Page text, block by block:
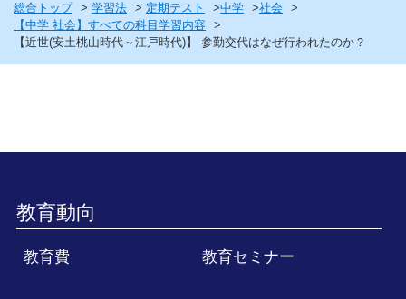
総合トップ 学習法 定期テスト 中学
社会
【中学 社会】すべての科目学習内容
【近世(安土桃山時代～江戸時代)】 参勤交代はなぜ行われたのか？
教育動向
教育費 教育セミナー